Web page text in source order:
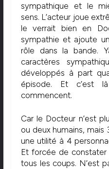
sympathique et le
sens. L’acteur joue
le verrait bien en
sympathie et ajoute
rôle dans la bande.
caractères
développés à part
épisode. Et c’est
commencent.
Car le Docteur n’est
ou deux humains,
une utilité à 4
Et forcée de constater
tous les coups. N’est